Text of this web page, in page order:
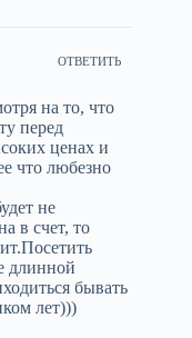
ОТВЕТИТЬ
на то, что
перед
ценах и
что любезно
не
в счет, то
длинной
бывать
лет)))